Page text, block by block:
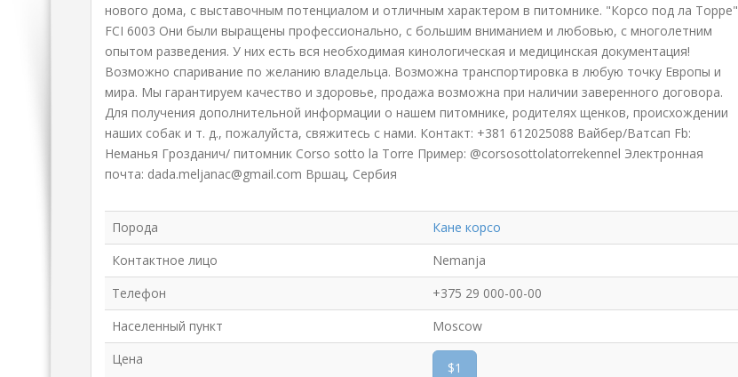
нового дома, с выставочным потенциалом и отличным характером в питомнике. "Корсо под ла Торре"
FCI 6003 Они были выращены профессионально, с большим вниманием и любовью, с многолетним
опытом разведения. У них есть вся необходимая кинологическая и медицинская документация!
Возможно спаривание по желанию владельца. Возможна транспортировка в любую точку Европы и
мира. Мы гарантируем качество и здоровье, продажа возможна при наличии заверенного договора.
Для получения дополнительной информации о нашем питомнике, родителях щенков, происхождении
наших собак и т. д., пожалуйста, свяжитесь с нами. Контакт: +381 612025088 Вайбер/Ватсап Fb:
Неманья Грозданич/ питомник Corso sotto la Torre Пример: @corsosottolatorrekennel Электронная
почта: dada.meljanac@gmail.com Вршац, Сербия
Порода
Кане корсо
Контактное лицо
Nemanja
Телефон
+375 29 000-00-00
Населенный пункт
Moscow
Цена
$1